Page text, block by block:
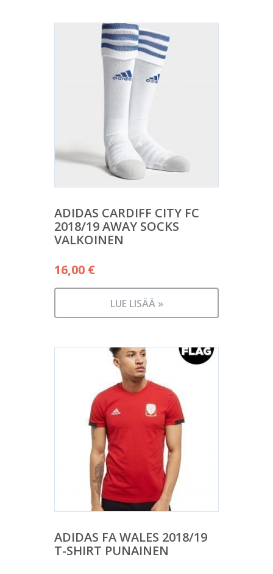
ADIDAS CARDIFF CITY FC
2018/19 AWAY SOCKS
VALKOINEN
16,00 €
LUE LISÄÄ »
ADIDAS FA WALES 2018/19
T-SHIRT PUNAINEN